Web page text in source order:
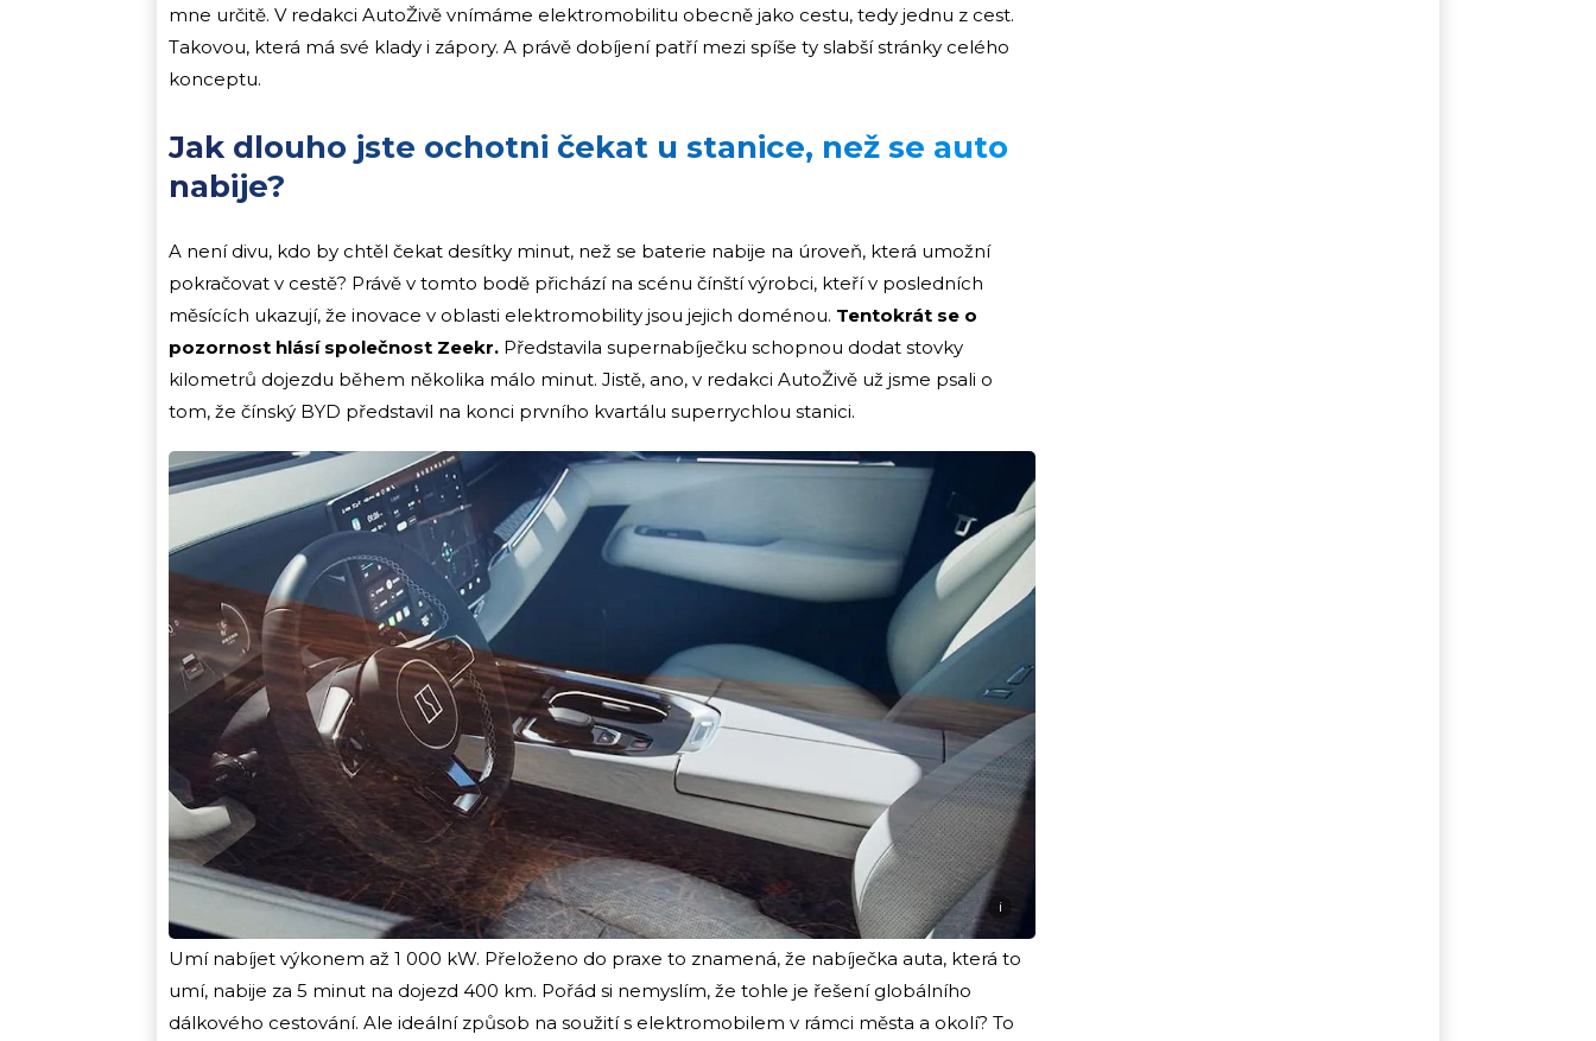
mne určitě. V redakci AutoŽivě vnímáme elektromobilitu obecně jako cestu, tedy jednu z cest.
Takovou, která má své klady i zápory. A právě dobíjení patří mezi spíše ty slabší stránky celého
konceptu.
Jak dlouho jste ochotni čekat u stanice, než se auto
nabije?
A není divu, kdo by chtěl čekat desítky minut, než se baterie nabije na úroveň, která umožní
pokračovat v cestě? Právě v tomto bodě přichází na scénu čínští výrobci, kteří v posledních
měsících ukazují, že inovace v oblasti elektromobility jsou jejich doménou. Tentokrát se o
pozornost hlásí společnost Zeekr. Představila supernabíječku schopnou dodat stovky
kilometrů dojezdu během několika málo minut. Jistě, ano, v redakci AutoŽivě už jsme psali o
tom, že čínský BYD představil na konci prvního kvartálu superrychlou stanici.
i
Umí nabíjet výkonem až 1 000 kW. Přeloženo do praxe to znamená, že nabíječka auta, která to
umí, nabije za 5 minut na dojezd 400 km. Pořád si nemyslím, že tohle je řešení globálního
dálkového cestování. Ale ideální způsob na soužití s elektromobilem v rámci města a okolí? To